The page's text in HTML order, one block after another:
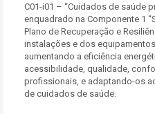
C01-i01 – “Cuidados de saúde
enquadrado na Componente 1
Plano de Recuperação e
instalações e dos
aumentando a eficiência
acessibilidade, qualidade,
profissionais, e adaptando-os
de cuidados de saúde.